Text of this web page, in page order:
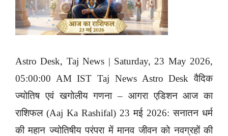
Astro Desk, Taj News | Saturday, 23 May 2026,
05:00:00 AM IST Taj News Astro Desk वैदिक
ज्योतिष एवं खगोलीय गणना – आगरा एडिशन आज का
राशिफल (Aaj Ka Rashifal) 23 मई 2026: सनातन धर्म
की महान ज्योतिषीय परंपरा में मानव जीवन को नवग्रहों की